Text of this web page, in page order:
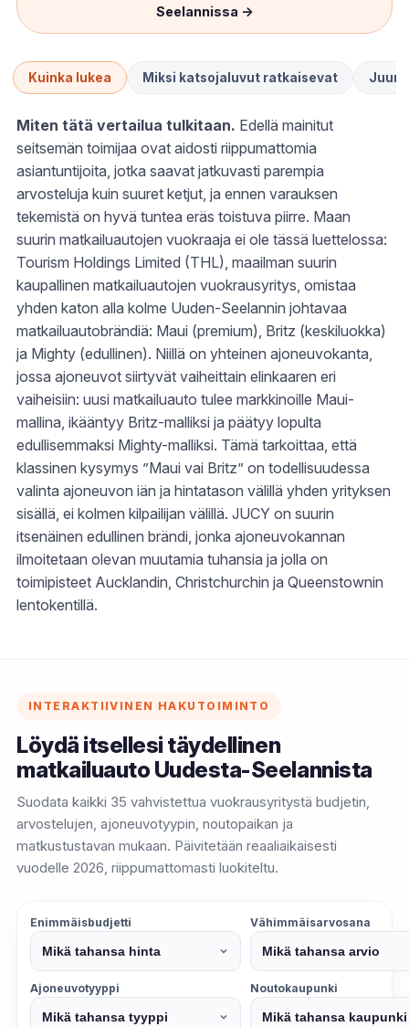
Seelannissa →
Kuinka lukea Miksi katsojaluvut ratkaisevat Juuri
Miten tätä vertailua tulkitaan. Edellä mainitut
seitsemän toimijaa ovat aidosti riippumattomia
asiantuntijoita, jotka saavat jatkuvasti parempia
arvosteluja kuin suuret ketjut, ja ennen varauksen
tekemistä on hyvä tuntea eräs toistuva piirre. Maan
suurin matkailuautojen vuokraaja ei ole tässä luettelossa:
Tourism Holdings Limited (THL), maailman suurin
kaupallinen matkailuautojen vuokrausyritys, omistaa
yhden katon alla kolme Uuden-Seelannin johtavaa
matkailuautobrändiä: Maui (premium), Britz (keskiluokka)
ja Mighty (edullinen). Niillä on yhteinen ajoneuvokanta,
jossa ajoneuvot siirtyvät vaiheittain elinkaaren eri
vaiheisiin: uusi matkailuauto tulee markkinoille Maui-
mallina, ikääntyy Britz-malliksi ja päätyy lopulta
edullisemmaksi Mighty-malliksi. Tämä tarkoittaa, että
klassinen kysymys ”Maui vai Britz” on todellisuudessa
valinta ajoneuvon iän ja hintatason välillä yhden yrityksen
sisällä, ei kolmen kilpailijan välillä. JUCY on suurin
itsenäinen edullinen brändi, jonka ajoneuvokannan
ilmoitetaan olevan muutamia tuhansia ja jolla on
toimipisteet Aucklandin, Christchurchin ja Queenstownin
lentokentillä.
INTERAKTIIVINEN HAKUTOIMINTO
Löydä itsellesi täydellinen
matkailuauto Uudesta-Seelannista
Suodata kaikki 35 vahvistettua vuokrausyritystä budjetin,
arvostelujen, ajoneuvotyypin, noutopaikan ja
matkustustavan mukaan. Päivitetään reaaliaikaisesti
vuodelle 2026, riippumattomasti luokiteltu.
Enimmäisbudjetti Vähimmäisarvosana
Ajoneuvotyyppi Noutokaupunki